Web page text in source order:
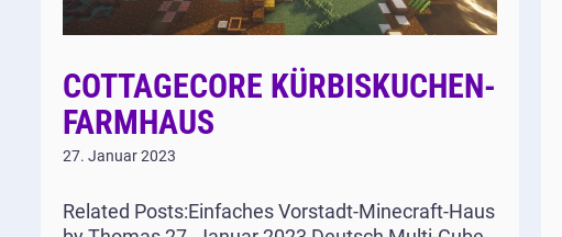
COTTAGECORE KÜRBISKUCHEN-
FARMHAUS
27. Januar 2023
Related Posts:Einfaches Vorstadt-Minecraft-Haus